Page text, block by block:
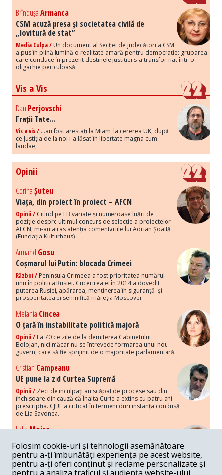
BrîndușaArmanca
CSM acuză presa și societatea civilă de
„lovitură de stat”
Media Culpa / Un document al Secției de judecători a CSM
a pus în plină lumină o realitate amară pentru democrație: gruparea
care conduce în prezent destinele justiției s-a transformat într-o
oligarhie periculoasă.
Vis a Vis
Dan Perjovschi
Frații Tate...
Vis a vis / ...au fost arestați la Miami la cererea UK, după
ce Justiția de la noi i-a lăsat în libertate magna cum
laudae,
Opinii
CorinaȘuteu
Viața, din proiect în proiect – AFCN
Opinii / Citind pe FB variate și numeroase luări de
poziție despre ultimul concurs de selecție a proiectelor
AFCN, mi-au atras atenția comentariile lui Adrian Șoaită
(Fundația Kulturhaus).
Armand Gosu
Coșmarul lui Putin: blocada Crimeei
Război / Peninsula Crimeea a fost prioritatea numărul
unu în politica Rusiei. Cucerirea ei în 2014 a dovedit
puterea Rusiei, apărarea, menținerea în siguranță și
prosperitatea ei semnifică măreția Moscovei.
Melania Cincea
O țară în instabilitate politică majoră
Opinii / La 70 de zile de la demiterea Cabinetului
Bolojan, nici măcar nu se întrevede formarea unui nou
guvern, care să fie sprijinit de o majoritate parlamentară.
Cristian Campeanu
UE pune la zid Curtea Supremă
Opinii / Zeci de inculpați au scăpat de procese sau din
închisoare din cauză că Înalta Curte a extins cu patru ani
prescripția. CJUE a criticat în termeni duri instanța condusă
de Lia Savonea.
LidiaMoise
Costurile economice ale haosului politic
Opinii / Economia nu poate rezista cu retorica falsă a
susținerii intereselor poporului, care, de fapt, ascunde
obsesia menținerii privilegiilor și a averilor unor caste.
Folosim cookie-uri și tehnologii asemănătoare
pentru a-ți îmbunătăți experiența pe acest website,
pentru a-ți oferi conținut și reclame personalizate și
pentru a analiza traficul și audiența website-ului.